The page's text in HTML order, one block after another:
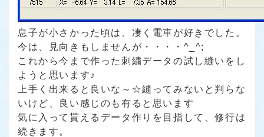
息子が小さかった頃は、凄く電車が好きでした。
今は、見向きもしませんが・・・・^_^;
これから今まで作った刺繍データの試し縫いをし
ようと思います♪
上手く出来ると良いな～☆縫ってみないと判らな
いけど、良い感じのも有ると思います
気に入って貰えるデータ作りを目指して、修行は
続きます。